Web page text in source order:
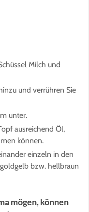
Milch und
und verrühren Sie
unter.
ausreichend Öl,
können.
einzeln in den
bzw. hellbraun
mögen, können